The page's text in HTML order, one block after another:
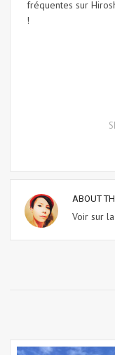
fréquentes sur
!
ABOUT
Voir sur